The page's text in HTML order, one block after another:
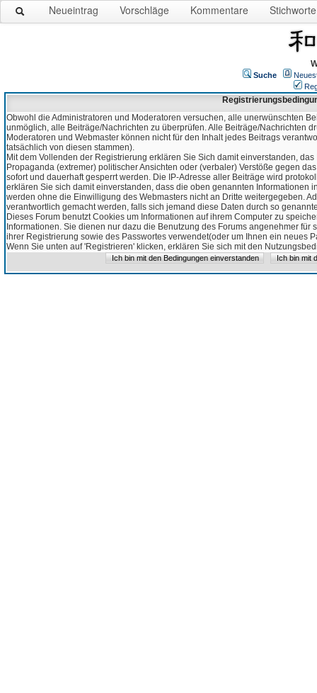
Neueintrag Vorschläge Kommentare Stichworte
Suche
Obwohl die Administratoren und Moderatoren versuchen, alle unerwünschten
unmöglich, alle Beiträge/Nachrichten zu überprüfen. Alle Beiträge/Nachrichten
Moderatoren und Webmaster können nicht für den Inhalt jedes Beitrags
tatsächlich von diesen stammen).
Mit dem Vollenden der Registrierung erklären Sie Sich damit einverstanden,
Propaganda (extremer) politischer Ansichten oder (verbaler) Verstöße gegen
sofort und dauerhaft gesperrt werden. Die IP-Adresse aller Beiträge wird
erklären Sie sich damit einverstanden, dass die oben genannten Informationen
werden ohne die Einwilligung des Webmasters nicht an Dritte weitergegeben.
verantwortlich gemacht werden, falls sich jemand diese Daten durch so
Dieses Forum benutzt Cookies um Informationen auf ihrem Computer zu
Informationen. Sie dienen nur dazu die Benutzung des Forums angenehmer
ihrer Registrierung sowie des Passwortes verwendet(oder um Ihnen ein neues
Wenn Sie unten auf 'Registrieren' klicken, erklären Sie sich mit den